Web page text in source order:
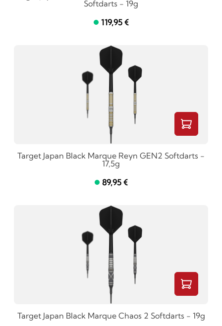
Softdarts - 19g
119,95 €
Target Japan Black Marque Reyn GEN2 Softdarts -
17,5g
89,95 €
Target Japan Black Marque Chaos 2 Softdarts - 19g